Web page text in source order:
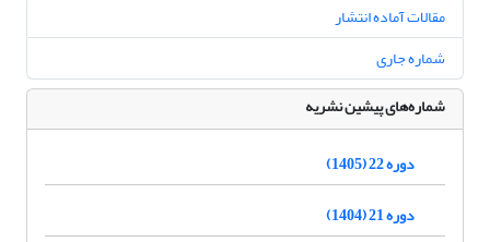
مقالات آماده انتشار
شماره جاری
شماره‌های پیشین نشریه
دوره 22 (1405)
دوره 21 (1404)